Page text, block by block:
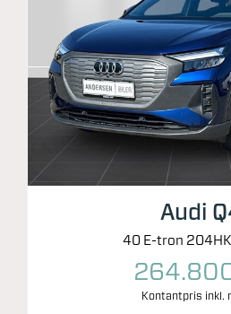
Audi
40 E-tron
Kontantpris inkl.